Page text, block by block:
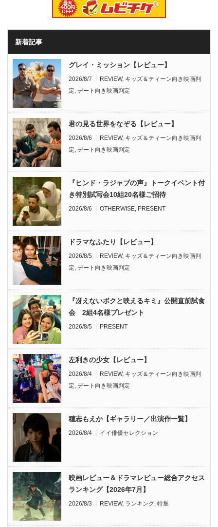
新着記事
グレイ・ミッション【レビュー】
2026/8/7 REVIEW, キッズ＆ティーン向き映画判
定, デート向き映画判定
君の見る世界をなぞる【レビュー】
2026/8/6 REVIEW, キッズ＆ティーン向き映画判
定, デート向き映画判定
『ヒンド・ラジャブの声』トークイベント付
き特別試写会10組20名様ご招待
2026/8/6 OTHERWISE, PRESENT
ドラマなふたり【レビュー】
2026/8/5 REVIEW, キッズ＆ティーン向き映画判
定, デート向き映画判定
『冴えないボクと映えるキミ』公開直前試食
会 2組4名様プレゼント
2026/8/5 PRESENT
左利きの少女【レビュー】
2026/8/4 REVIEW, キッズ＆ティーン向き映画判
定, デート向き映画判定
穂志もえか【ギャラリー／出演作一覧】
2026/8/4 イイ俳優セレクション
映画レビュー＆ドラマレビュー総合アクセス
ランキング【2026年7月】
2026/8/3 REVIEW, ランキング, 特集